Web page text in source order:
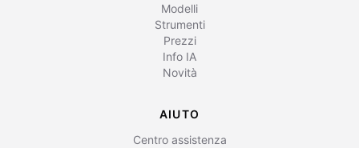
Modelli
Strumenti
Prezzi
Info IA
Novità
AIUTO
Centro assistenza